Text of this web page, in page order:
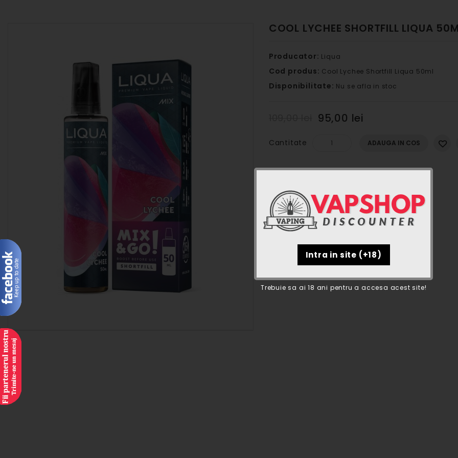
Trebuie sa ai 18 ani pentru a accesa acest site!
COOL LYCHEE SHORTFILL LIQUA
Producator: Liqua
Cod produs: Cool Lychee Shortfill Liqua 50ml
Disponibilitate: Nu se afla in stoc
95,00 lei
Cantitate ADAUGA IN COS